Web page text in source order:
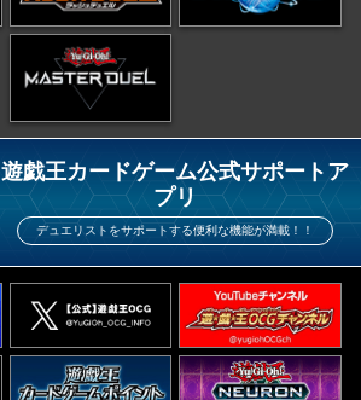
遊戯王カードゲーム公式サポートア
プリ
デュエリストをサポートする便利な機能が満載！！